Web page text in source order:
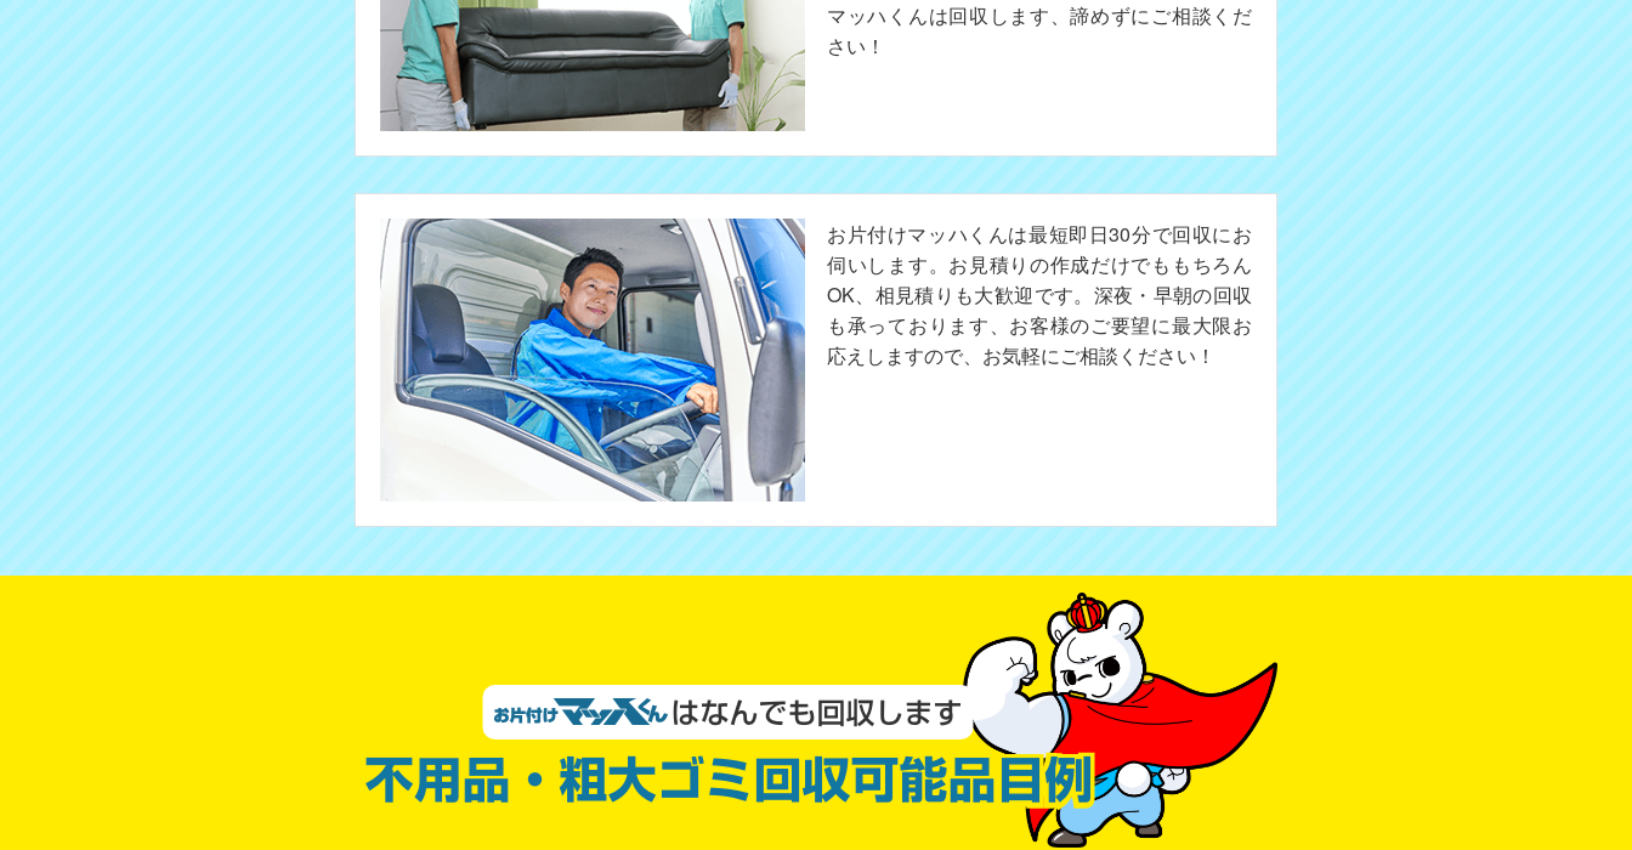
マッハくんは回収します、諦めずにご相談くだ
さい！
お片付けマッハくんは最短即日30分で回収にお
伺いします。お見積りの作成だけでももちろん
OK、相見積りも大歓迎です。深夜・早朝の回収
も承っております、お客様のご要望に最大限お
応えしますので、お気軽にご相談ください！